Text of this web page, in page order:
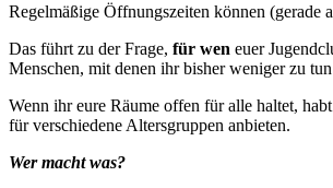
Regelmäßige Öffnungszeiten können
Das führt zu der Frage, für wen euer
Menschen, mit denen ihr bisher weniger zu
Wenn ihr eure Räume offen für alle haltet,
für verschiedene Altersgruppen anbieten.
Wer macht was?